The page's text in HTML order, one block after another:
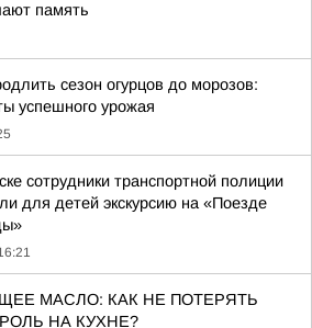
память
сезон огурцов до морозов:
успешного урожая
сотрудники транспортной полиции
для детей экскурсию на «Поезде
МАСЛО: КАК НЕ ПОТЕРЯТЬ
НА КУХНЕ?